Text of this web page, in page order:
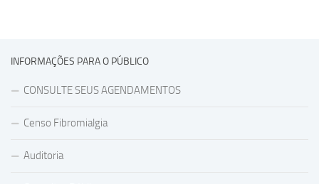
INFORMAÇÕES PARA O PÚBLICO
CONSULTE SEUS AGENDAMENTOS
Censo Fibromialgia
Auditoria